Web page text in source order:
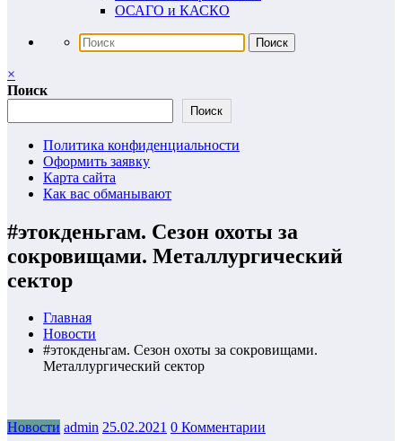
ОСАГО и КАСКО
×
Поиск
Поиск
Политика конфиденциальности
Оформить заявку
Карта сайта
Как вас обманывают
#этокденьгам. Сезон охоты за
сокровищами. Металлургический
сектор
Главная
Новости
#этокденьгам. Сезон охоты за сокровищами.
Металлургический сектор
Новости admin 25.02.2021 0 Комментарии